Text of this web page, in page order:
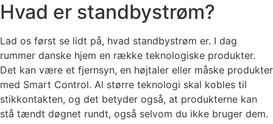
Hvad er standbystrøm?
Lad os først se lidt på, hvad standbystrøm er. I dag
rummer danske hjem en række teknologiske produkter.
Det kan være et fjernsyn, en højtaler eller måske produkter
med Smart Control. Al større teknologi skal kobles til
stikkontakten, og det betyder også, at produkterne kan
stå tændt døgnet rundt, også selvom du ikke bruger dem.